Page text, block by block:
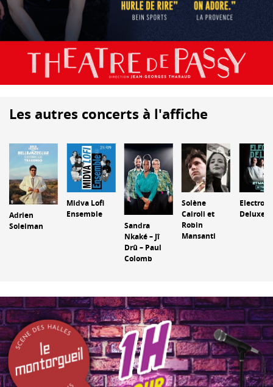
Les autres concerts à l'affiche
Adrien
Soleiman
Midva Lofi
Ensemble
Sandra
Nkaké – Jî
Drû – Paul
Colomb
Solène
Cairoli et
Robin
Mansanti
Electro
Deluxe